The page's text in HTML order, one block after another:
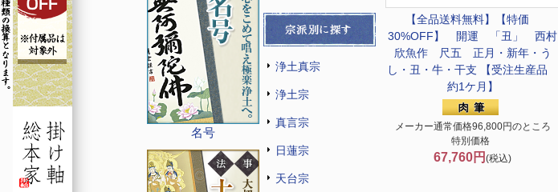
名号
浄土真宗
浄土宗
真言宗
日蓮宗
天台宗
【全品送料無料】
【特価
30%OFF】 開運 「丑」 西村
欣魚作 尺五 正月・新年・う
し・丑・牛・干支 【受注生産品
約1ケ月】
メーカー通常価格96,800円のところ
特別価格
67,760円 (税込)